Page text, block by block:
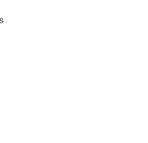
(Link opens in new window)